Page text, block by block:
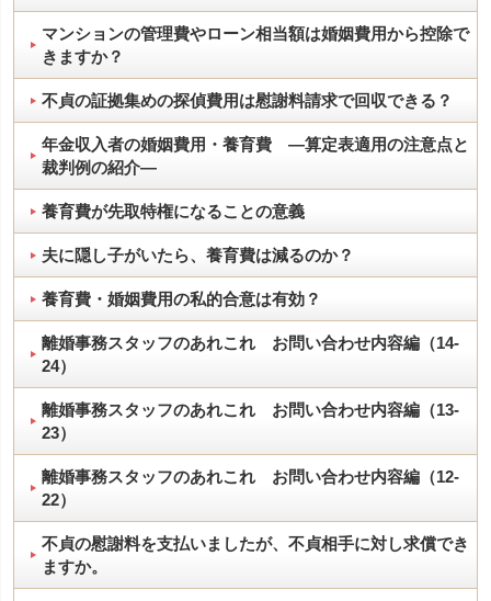
マンションの管理費やローン相当額は婚姻費用から控除で
きますか？
不貞の証拠集めの探偵費用は慰謝料請求で回収できる？
年金収入者の婚姻費用・養育費 ―算定表適用の注意点と
裁判例の紹介―
養育費が先取特権になることの意義
夫に隠し子がいたら、養育費は減るのか？
養育費・婚姻費用の私的合意は有効？
離婚事務スタッフのあれこれ お問い合わせ内容編（14-
24）
離婚事務スタッフのあれこれ お問い合わせ内容編（13-
23）
離婚事務スタッフのあれこれ お問い合わせ内容編（12-
22）
不貞の慰謝料を支払いましたが、不貞相手に対し求償でき
ますか。